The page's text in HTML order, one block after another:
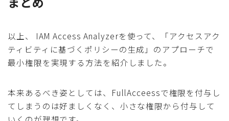
以上、 IAM Access Analyzerを使って、「アクセスアク
ティビティに基づくポリシーの生成」のアプローチで
最小権限を実現する方法を紹介しました。
本来あるべき姿としては、FullAcceessで権限を付与し
てしまうのは好ましくなく、小さな権限から付与して